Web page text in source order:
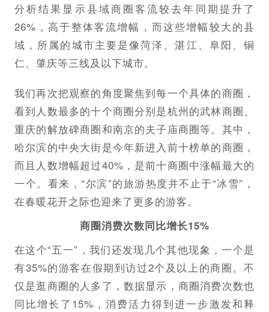
分析结果显示县域商圈客流较去年同期提升了
26%，高于整体客流增幅，而这些增幅较大的县
域，所属的城市主要是像菏泽、湛江、阜阳、铜
仁、肇庆等三线及以下城市。
我们再次把观察的角度聚焦到每一个具体的商圈，
看到人数最多的十个商圈分别是杭州的武林商圈、
重庆的解放碑商圈和南京的夫子庙商圈等。其中，
哈尔滨的中央大街是今年新进入前十榜单的商圈，
而且人数增幅超过40%，是前十商圈中涨幅最大的
一个。看来，“尔滨”的旅游热度并不止于“冰雪”，
在春暖花开之际也迎来了更多的游客。
商圈消费次数同比增长15%
在这个“五一”，我们还发现几个其他现象，一个是
有35%的游客在假期到访过2个及以上的商圈。不
仅是逛商圈的人多了，数据显示，商圈消费次数也
同比增长了15%，消费活力得到进一步激发和释